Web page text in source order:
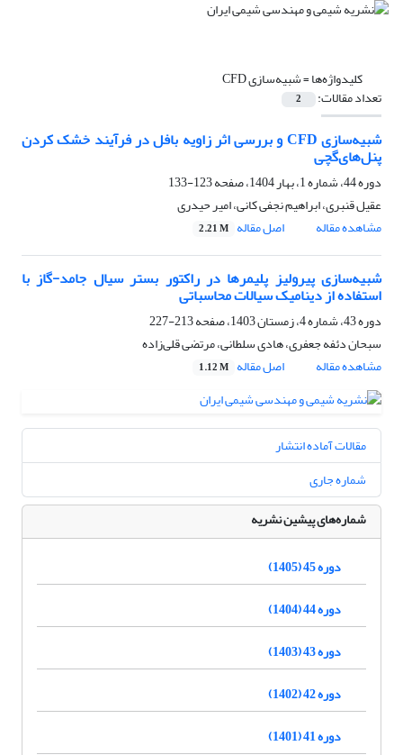
کلیدواژه‌ها =شبیه‌سازی CFD
تعداد مقالات: 2
شبیه‌سازی CFD و بررسی اثر زاویه بافل در فرآیند خشک کردن
پنل‌های‌گچی
دوره 44، شماره 1، بهار 1404، صفحه
123-133
عقیل قنبری، ابراهیم نجفی کانی، امیر حیدری
مشاهده مقاله
اصل مقاله 2.21 M
شبیه‌سازی پیرولیز پلیمرها در راکتور بستر سیال جامد-گاز با
استفاده از دینامیک سیالات محاسباتی
دوره 43، شماره 4، زمستان 1403، صفحه
213-227
سبحان دئفه جعفری، هادی سلطانی، مرتضی قلی‌زاده
مشاهده مقاله
اصل مقاله 1.12 M
مقالات آماده انتشار
شماره جاری
شماره‌های پیشین نشریه
دوره 45 (1405)
دوره 44 (1404)
دوره 43 (1403)
دوره 42 (1402)
دوره 41 (1401)